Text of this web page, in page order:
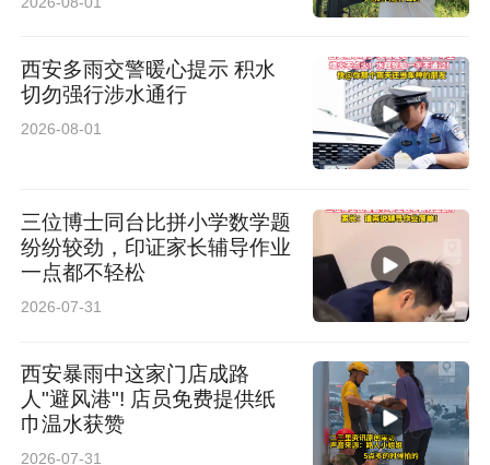
西安多雨交警暖心提示 积水
切勿强行涉水通行
2026-08-01
三位博士同台比拼小学数学题
纷纷较劲，印证家长辅导作业
一点都不轻松
2026-07-31
西安暴雨中这家门店成路
人"避风港"! 店员免费提供纸
巾温水获赞
2026-07-31